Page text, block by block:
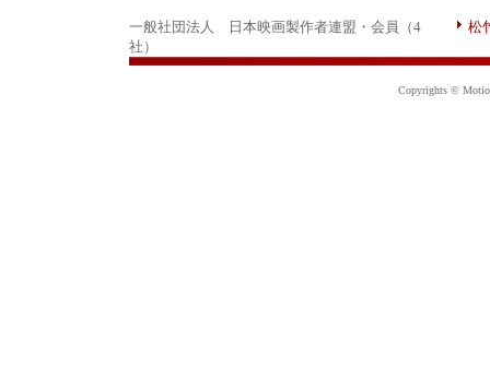
一般社団法人 日本映画製作者連盟・会員（4
社）
松
Copyrights ©